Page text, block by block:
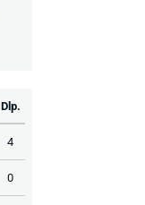
Dlp.
4
0